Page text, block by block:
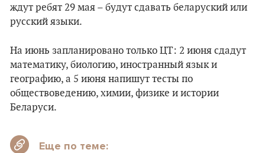
ждут ребят 29 мая – будут сдавать беларуский или
русский языки.
На июнь запланировано только ЦТ: 2 июня сдадут
математику, биологию, иностранный язык и
географию, а 5 июня напишут тесты по
обществоведению, химии, физике и истории
Беларуси.
Еще по теме: